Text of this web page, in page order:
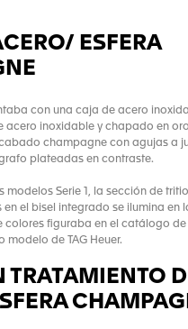
ESFERA
con una caja de acero
acero inoxidable y chapado en
champagne con agujas a
plateadas en contraste.
modelos Serie 1, la sección de
en el bisel integrado se ilumina en
colores figuraba en el catálogo de
modelo de TAG Heuer.
TRATAMIENTO